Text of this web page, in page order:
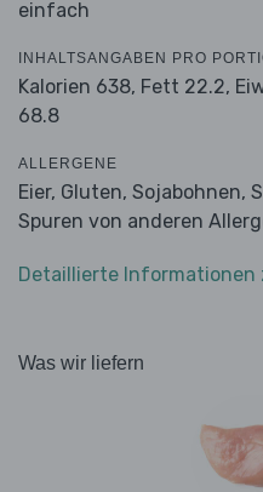
einfach
INHALTSANGABEN PRO
Kalorien 638, Fett 22.2,
68.8
ALLERGENE
Eier, Gluten, Sojabohnen,
Spuren von anderen
Detaillierte Informationen
Was wir liefern